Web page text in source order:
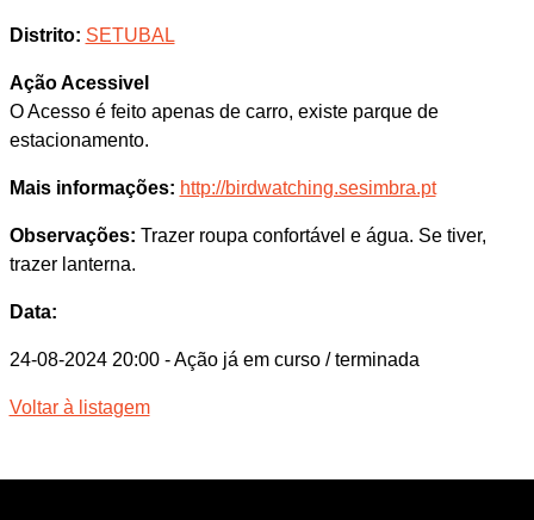
Distrito: SETUBAL
Ação Acessivel
O Acesso é feito apenas de carro, existe parque de
estacionamento.
Mais informações: http://birdwatching.sesimbra.pt
Observações: Trazer roupa confortável e água. Se tiver,
trazer lanterna.
Data:
24-08-2024 20:00 - Ação já em curso / terminada
Voltar à listagem